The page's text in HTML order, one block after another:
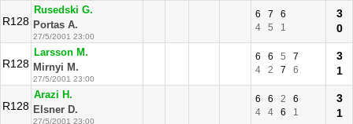
R128
Rusedski G.
Portas A.
27/5/2001 23:00
6 7
6
4
5 1
3
0
R128
Larsson M.
Mirnyi M.
27/5/2001 23:00
6 6 5
7
4
2 7 6
3
1
R128
Arazi H.
Elsner D.
27/5/2001 23:00
6 6 2
6
4
4 6 1
3
1